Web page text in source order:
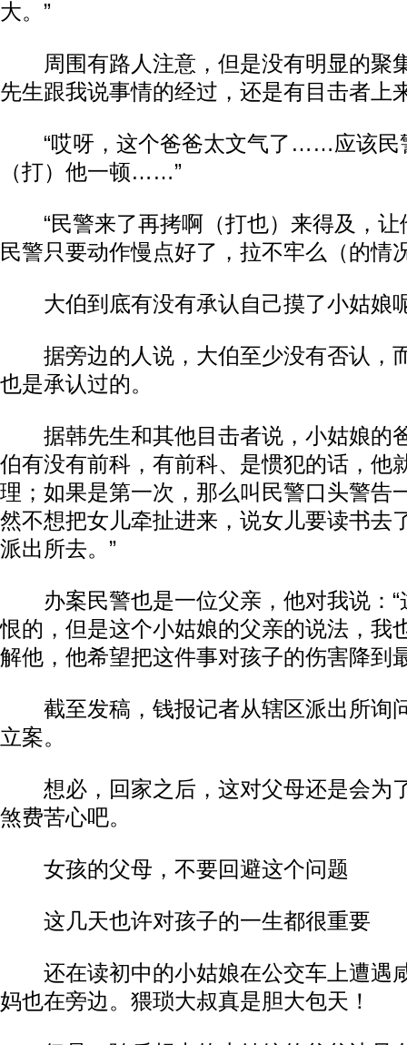
大。”
周围有路人注意，但是没有明显的聚
先生跟我说事情的经过，还是有目击者上
“哎呀，这个爸爸太文气了……应该民
（打）他一顿……”
“民警来了再拷啊（打也）来得及，让
民警只要动作慢点好了，拉不牢么（的
大伯到底有没有承认自己摸了小姑娘
据旁边的人说，大伯至少没有否认，
也是承认过的。
据韩先生和其他目击者说，小姑娘的
伯有没有前科，有前科、是惯犯的话，他
理；如果是第一次，那么叫民警口头警告
然不想把女儿牵扯进来，说女儿要读书去
派出所去。”
办案民警也是一位父亲，他对我说：“
恨的，但是这个小姑娘的父亲的说法，我
解他，他希望把这件事对孩子的伤害降到
截至发稿，钱报记者从辖区派出所询
立案。
想必，回家之后，这对父母还是会为
煞费苦心吧。
女孩的父母，不要回避这个问题
这几天也许对孩子的一生都很重要
还在读初中的小姑娘在公交车上遭遇
妈也在旁边。猥琐大叔真是胆大包天！
动物系恋人啊 | 钟欣潼体验爱情哲学 南